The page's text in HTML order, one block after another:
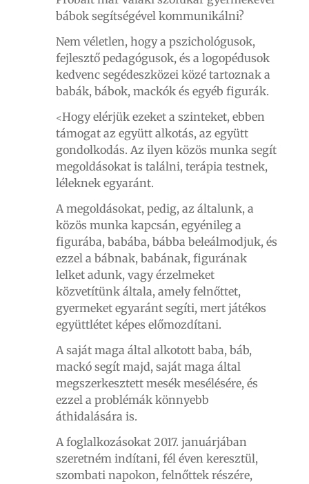
bábok segítségével kommunikálni?
Nem véletlen, hogy a pszichológusok,
fejlesztő pedagógusok, és a logopédusok
kedvenc segédeszközei közé tartoznak a
babák, bábok, mackók és egyéb figurák.
<Hogy elérjük ezeket a szinteket, ebben
támogat az együtt alkotás, az együtt
gondolkodás. Az ilyen közös munka segít
megoldásokat is találni, terápia testnek,
léleknek egyaránt.
A megoldásokat, pedig, az általunk, a
közös munka kapcsán, egyénileg a
figurába, babába, bábba beleálmodjuk, és
ezzel a bábnak, babának, figurának
lelket adunk, vagy érzelmeket
közvetítünk általa, amely felnőttet,
gyermeket egyaránt segíti, mert játékos
együttlétet képes előmozdítani.
A saját maga által alkotott baba, báb,
mackó segít majd, saját maga által
megszerkesztett mesék mesélésére, és
ezzel a problémák könnyebb
áthidalására is.
A foglalkozásokat 2017. januárjában
szeretném indítani, fél éven keresztül,
szombati napokon, felnőttek részére,